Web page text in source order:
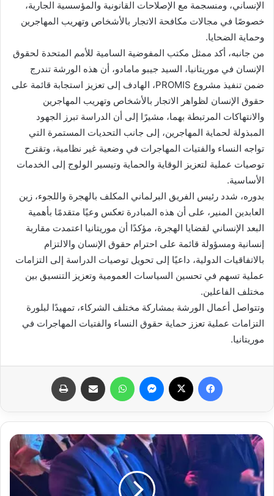
الإنساني، ومنسجمة مع الإصلاحات القانونية والمؤسسية الجارية،
خصوصًا في مجالات مكافحة الاتجار بالأشخاص وتهريب المهاجرين
وحماية الضحايا.
من جانبه، أكد ممثل مكتب المفوضية السامية للأمم المتحدة لحقوق
الإنسان في موريتانيا، السيد جيبو مامادو، أن هذه الورشة تندرج
ضمن تنفيذ مشروع PROMIS، الهادف إلى تعزيز استجابة قائمة على
حقوق الإنسان لظواهر الاتجار بالأشخاص وتهريب المهاجرين
والانتهاكات المرتبطة بهما، مشيرًا إلى أن الدراسة تبرز الجهود
المبذولة لحماية المهاجرين، إلى جانب التحديات المستمرة التي
تواجه النساء والفتيات المهاجرات في وضعية غير نظامية، وتقترح
توصيات عملية لتعزيز الوقاية والحماية وتيسير الولوج إلى الخدمات
الأساسية.
بدوره، شدد رئيس الفريق البرلماني المكلف بالهجرة واللجوء، زين
العابدين المنير، على أن هذه المبادرة تعكس وعيًا متقدمًا بأهمية
البعد الإنساني لقضايا الهجرة، مؤكدًا أن موريتانيا اعتمدت مقاربة
إنسانية ومسؤولة قائمة على احترام حقوق الإنسان والالتزام
بالاتفاقيات الدولية، داعيًا إلى تحويل توصيات الدراسة إلى التزامات
عملية تسهم في تحسين السياسات العمومية وتعزيز التنسيق بين
مختلف الفاعلين.
وتتواصل أعمال الورشة بمشاركة مختلف الشركاء، تمهيدًا لبلورة
التزامات عملية تعزز حماية حقوق النساء والفتيات المهاجرات في
موريتانيا.
فيسبوك ماسنجر واتساب مشاركة عبر البريد